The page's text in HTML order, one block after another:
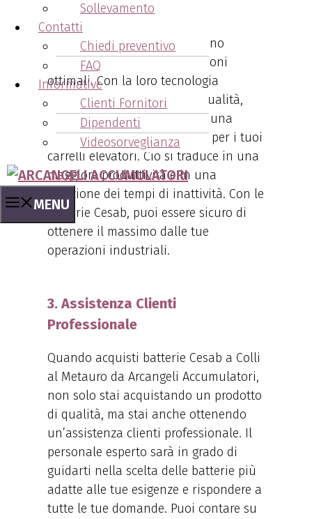
Sollevamento
Contatti
Chiedi preventivo
FAQ
Informative
Clienti Fornitori
Dipendenti
Videosorveglianza
MENU
2. Prestazioni Ottimali
Le batterie di marca Cesab sono
progettate per offrire prestazioni
ottimali. Con la loro tecnologia
avanzata e il design di alta qualità,
queste batterie garantiscono una
potenza costante e affidabile per i tuoi
carrelli elevatori. Ciò si traduce in una
maggiore produttività e in una
riduzione dei tempi di inattività. Con le
batterie Cesab, puoi essere sicuro di
ottenere il massimo dalle tue
operazioni industriali.
3. Assistenza Clienti
Professionale
Quando acquisti batterie Cesab a Colli
al Metauro da Arcangeli Accumulatori,
non solo stai acquistando un prodotto
di qualità, ma stai anche ottenendo
un’assistenza clienti professionale. Il
personale esperto sarà in grado di
guidarti nella scelta delle batterie più
adatte alle tue esigenze e rispondere a
tutte le tue domande. Puoi contare su